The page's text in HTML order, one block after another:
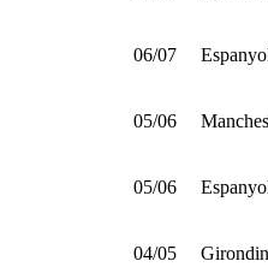
06/07
05/06
05/06
04/05